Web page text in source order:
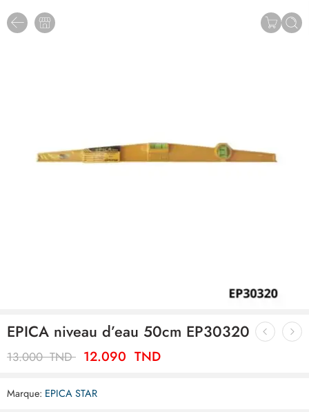
EPICA niveau d’eau 50cm EP30320
13.000TND 12.090 TND
Marque: EPICA STAR